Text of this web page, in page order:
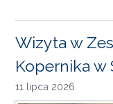
Wizyta w
Kopernika w
11 lipca 2026